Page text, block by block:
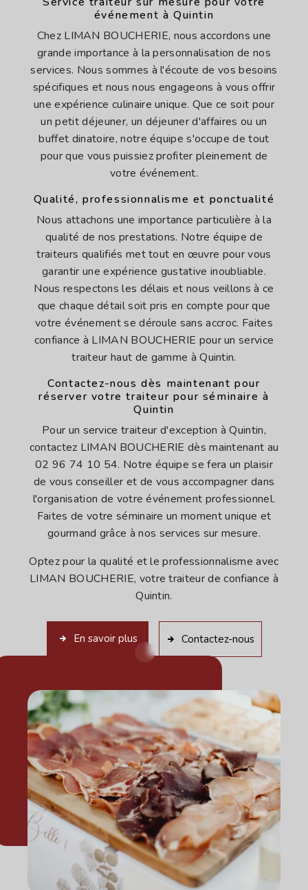
événement à Quintin
Chez LIMAN BOUCHERIE, nous accordons une
grande importance à la personnalisation de nos
services. Nous sommes à l'écoute de vos besoins
spécifiques et nous nous engageons à vous offrir
une expérience culinaire unique. Que ce soit pour
un petit déjeuner, un déjeuner d'affaires ou un
buffet dinatoire, notre équipe s'occupe de tout
pour que vous puissiez profiter pleinement de
votre événement.
Qualité, professionnalisme et ponctualité
Nous attachons une importance particulière à la
qualité de nos prestations. Notre équipe de
traiteurs qualifiés met tout en œuvre pour vous
garantir une expérience gustative inoubliable.
Nous respectons les délais et nous veillons à ce
que chaque détail soit pris en compte pour que
votre événement se déroule sans accroc. Faites
confiance à LIMAN BOUCHERIE pour un service
traiteur haut de gamme à Quintin.
Contactez-nous dès maintenant pour
réserver votre traiteur pour séminaire à
Quintin
Pour un service traiteur d'exception à Quintin,
contactez LIMAN BOUCHERIE dès maintenant au
02 96 74 10 54. Notre équipe se fera un plaisir
de vous conseiller et de vous accompagner dans
l'organisation de votre événement professionnel.
Faites de votre séminaire un moment unique et
gourmand grâce à nos services sur mesure.
Optez pour la qualité et le professionnalisme avec
LIMAN BOUCHERIE, votre traiteur de confiance à
Quintin.
En savoir plus Contactez-nous